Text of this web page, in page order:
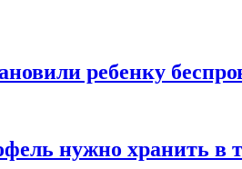
ребенку
нужно хранить в